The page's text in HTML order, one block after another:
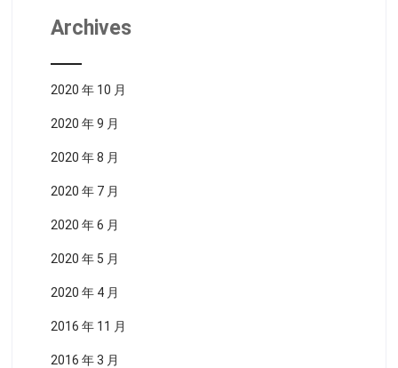
Archives
2020 年 10 月
2020 年 9 月
2020 年 8 月
2020 年 7 月
2020 年 6 月
2020 年 5 月
2020 年 4 月
2016 年 11 月
2016 年 3 月